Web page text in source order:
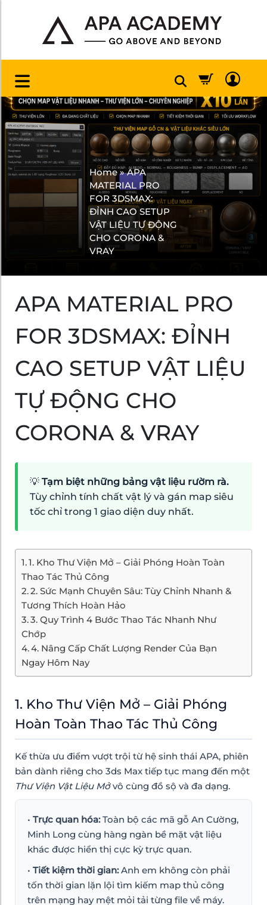
Home»APA
MATERIAL PRO
FOR 3DSMAX:
ĐỈNH CAO SETUP
VẬT LIỆU TỰ ĐỘNG
CHO CORONA &
VRAY
APA MATERIAL PRO
FOR 3DSMAX: ĐỈNH
CAO SETUP VẬT LIỆU
TỰ ĐỘNG CHO
CORONA & VRAY
💡 Tạm biệt những bảng vật liệu rườm rà.
Tùy chỉnh tính chất vật lý và gán map siêu
tốc chỉ trong 1 giao diện duy nhất.
1. Kho Thư Viện Mở – Giải Phóng Hoàn Toàn
Thao Tác Thủ Công
2. Sức Mạnh Chuyên Sâu: Tùy Chỉnh Nhanh &
Tương Thích Hoàn Hảo
3. Quy Trình 4 Bước Thao Tác Nhanh Như
Chớp
4. Nâng Cấp Chất Lượng Render Của Bạn
Ngay Hôm Nay
1. Kho Thư Viện Mở – Giải Phóng
Hoàn Toàn Thao Tác Thủ Công
Kế thừa ưu điểm vượt trội từ hệ sinh thái APA, phiên
bản dành riêng cho 3ds Max tiếp tục mang đến một
Thư Viện Vật Liệu Mởvô cùng đồ sộ và đa dạng.
• Trực quan hóa:Toàn bộ các mã gỗ An Cường,
Minh Long cùng hàng ngàn bề mặt vật liệu
khác được hiển thị cực kỳ trực quan.
• Tiết kiệm thời gian:Anh em không còn phải
tốn thời gian lặn lội tìm kiếm map thủ công
trên mạng hay mệt mỏi tải từng file về máy.